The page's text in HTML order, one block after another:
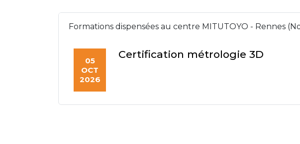
Formations dispensées au centre MITUTOYO - Rennes
05
OCT
2026
Certification métrologie 3D